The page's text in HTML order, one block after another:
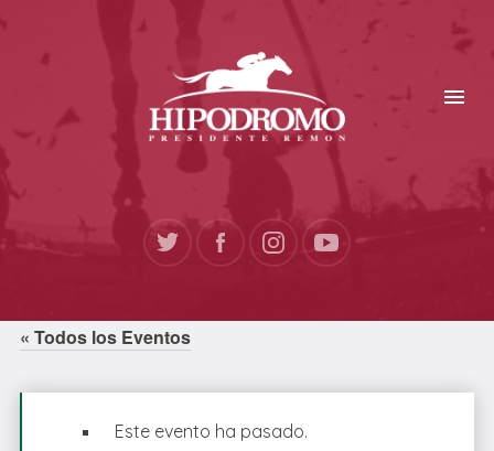
« Todos los Eventos
Este evento ha pasado.